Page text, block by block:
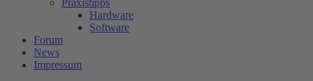
Praxistipps
Hardware
Software
Forum
News
Impressum